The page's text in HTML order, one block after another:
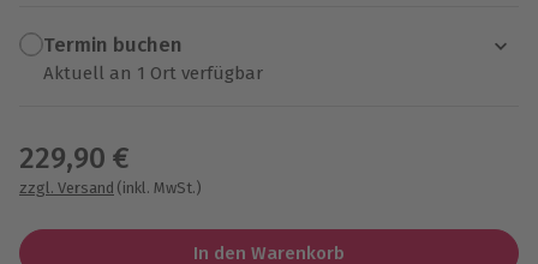
Termin buchen
Aktuell an 1 Ort verfügbar
229,90 €
zzgl. Versand (inkl. MwSt.)
In den Warenkorb